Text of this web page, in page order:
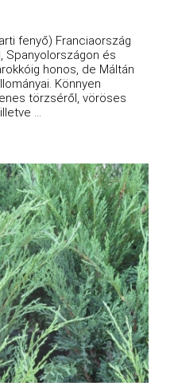
fenyő) Franciaország
Spanyolországon és
honos, de Máltán
Könnyen
törzséről, vöröses
...